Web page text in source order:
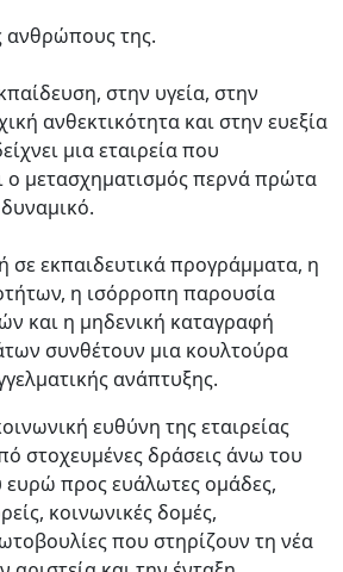
ανθρώπους της.
στην υγεία, στην
ανθεκτικότητα και στην ευεξία
μια εταιρεία που
ο μετασχηματισμός περνά πρώτα
εκπαιδευτικά προγράμματα, η
η ισόρροπη παρουσία
και η μηδενική καταγραφή
συνθέτουν μια κουλτούρα
ανάπτυξης.
ευθύνη της εταιρείας
στοχευμένες δράσεις άνω του
ευρώ προς ευάλωτες ομάδες,
κοινωνικές δομές,
που στηρίζουν τη νέα